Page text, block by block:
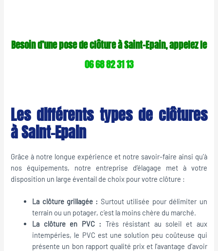
Besoin d’une pose de clôture à Saint-Epain, appelez le
06 68 82 31 13
Les différents types de clôtures
à Saint-Epain
Grâce à notre longue expérience et notre savoir-faire ainsi qu’à
nos équipements, notre entreprise d’élagage met à votre
disposition un large éventail de choix pour votre clôture :
La clôture grillagée : Surtout utilisée pour délimiter un
terrain ou un potager, c’est la moins chère du marché.
La clôture en PVC : Très résistant au soleil et aux
intempéries, le PVC est une solution peu coûteuse qui
présente un bon rapport qualité prix et l’avantage d’avoir